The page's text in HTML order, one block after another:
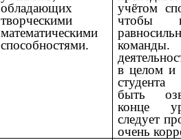
обладающих
творческими
математическими
способностями.
учётом
чтобы
в целом и
быть
конце
следует
очень